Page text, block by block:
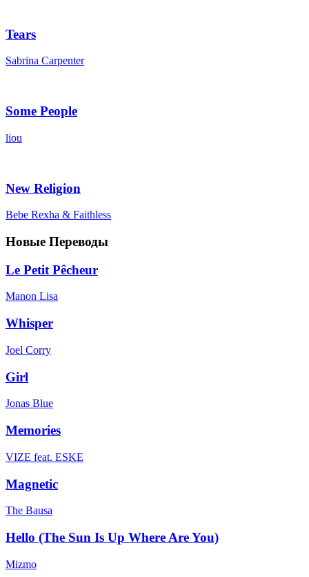
Tears
Sabrina Carpenter
Some People
liou
New Religion
Bebe Rexha & Faithless
Новые Переводы
Le Petit Pêcheur
Manon Lisa
Whisper
Joel Corry
Girl
Jonas Blue
Memories
VIZE feat. ESKE
Magnetic
The Bausa
Hello (The Sun Is Up Where Are You)
Mizmo